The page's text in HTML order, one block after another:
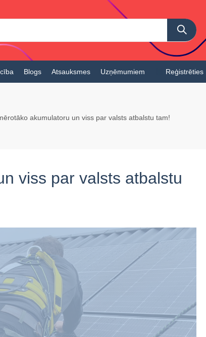
Blogs Atsauksmes Uzņēmumiem Reģistrēties
akumulatoru un viss par valsts atbalstu tam!
viss par valsts atbalstu